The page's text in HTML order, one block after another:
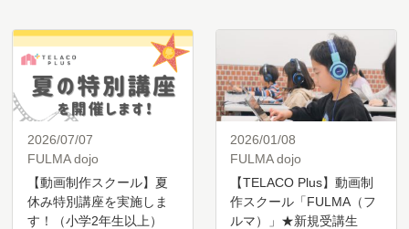
2026/07/07
FULMA dojo
【動画制作スクール】夏
休み特別講座を実施しま
す！（小学2年生以上）
2026/01/08
FULMA dojo
【TELACO Plus】動画制
作スクール「FULMA（フ
ルマ）」★新規受講生